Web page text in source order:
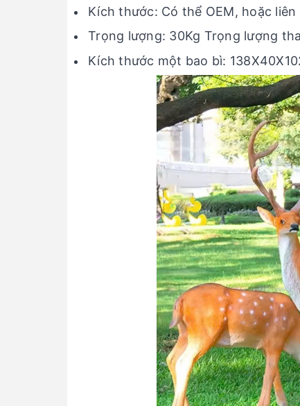
Kích thước: Có thể OEM, hoặc
Trọng lượng: 30Kg Trọng lượng
Kích thước một bao bì: